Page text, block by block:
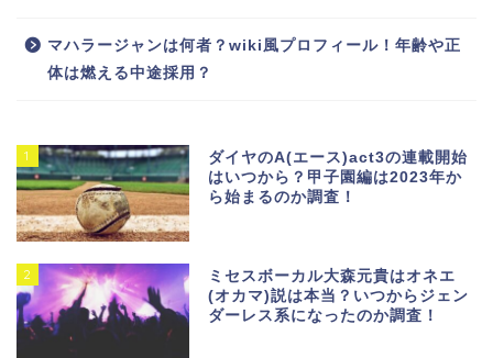
マハラージャンは何者？wiki風プロフィール！年齢や正
体は燃える中途採用？
1
ダイヤのA(エース)act3の連載開始
はいつから？甲子園編は2023年か
ら始まるのか調査！
2
ミセスボーカル大森元貴はオネエ
(オカマ)説は本当？いつからジェン
ダーレス系になったのか調査！